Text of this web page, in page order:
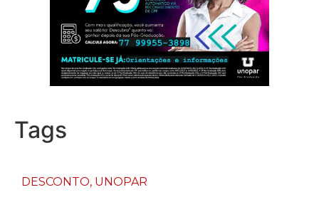
Tags
DESCONTO, UNOPAR